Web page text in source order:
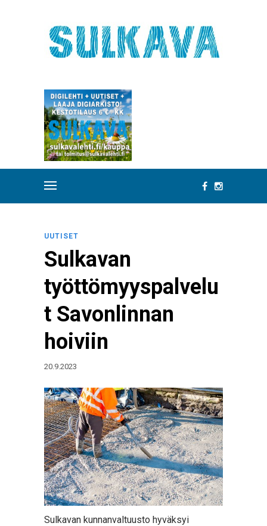
UUTISET
Sulkavan
työttömyyspalvelu
t Savonlinnan
hoiviin
20.9.2023
Sulkavan kunnanvaltuusto hyväksyi